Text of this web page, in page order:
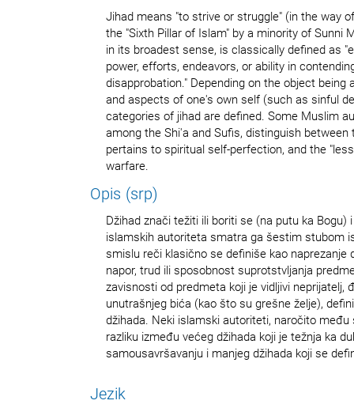
Jihad means "to strive or struggle" (in the way
the "Sixth Pillar of Islam" by a minority of Sunni
in its broadest sense, is classically defined as
power, efforts, endeavors, or ability in
disapprobation." Depending on the object being
and aspects of one's own self (such as sinful
categories of jihad are defined. Some Muslim
among the Shi'a and Sufis, distinguish between
pertains to spiritual self-perfection, and the
warfare.
Opis (srp)
Džihad znači težiti ili boriti se (na putu ka Bogu)
islamskih autoriteta smatra ga šestim stubom
smislu reči klasično se definiše kao naprezanje
napor, trud ili sposobnost suprotstvljanja
zavisnosti od predmeta koji je vidljivi neprijatelj,
unutrašnjeg bića (kao što su grešne želje),
džihada. Neki islamski autoriteti, naročito
razliku između većeg džihada koji je težnja ka
samousavršavanju i manjeg džihada koji se
Jezik